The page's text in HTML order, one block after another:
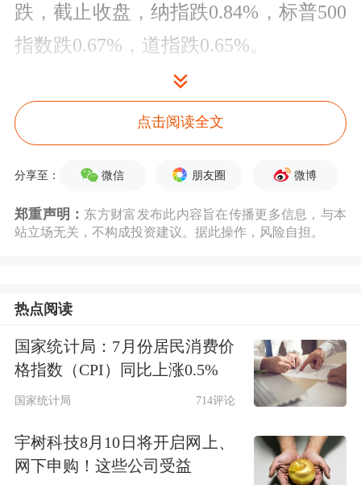
跌，截止收盘，纳指跌0.84%，标普500
指数跌0.67%，道指跌0.65%。
点击阅读全文
分享至： 微信 朋友圈 微博
郑重声明： 东方财富发布此内容旨在传播更多信息，与本
站立场无关，不构成投资建议。据此操作，风险自担。
热点阅读
国家统计局：7月份居民消费价
格指数（CPI）同比上涨0.5%
国家统计局 714评论
宇树科技8月10日将开启网上、
网下申购！这些公司受益